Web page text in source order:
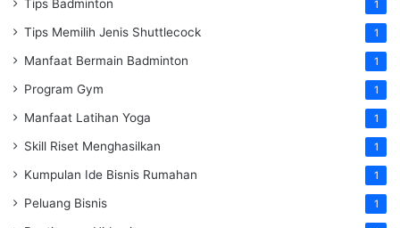
Tips Badminton 1
Tips Memilih Jenis Shuttlecock 1
Manfaat Bermain Badminton 1
Program Gym 1
Manfaat Latihan Yoga 1
Skill Riset Menghasilkan 1
Kumpulan Ide Bisnis Rumahan 1
Peluang Bisnis 1